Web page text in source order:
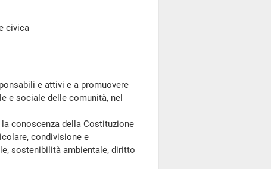
civica
e attivi e a promuovere
e sociale delle comunità, nel
conoscenza della Costituzione
condivisione e
sostenibilità ambientale, diritto